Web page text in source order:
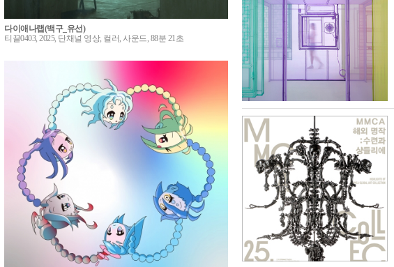
다이애나랩(백구_유선)
티끌0403, 2025, 단채널 영상, 컬러, 사운드, 88분 21초